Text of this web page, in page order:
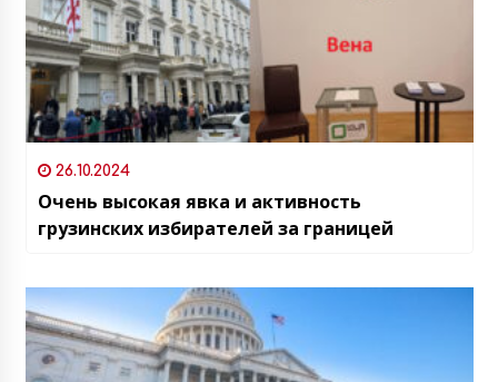
26.10.2024
Очень высокая явка и активность
грузинских избирателей за границей